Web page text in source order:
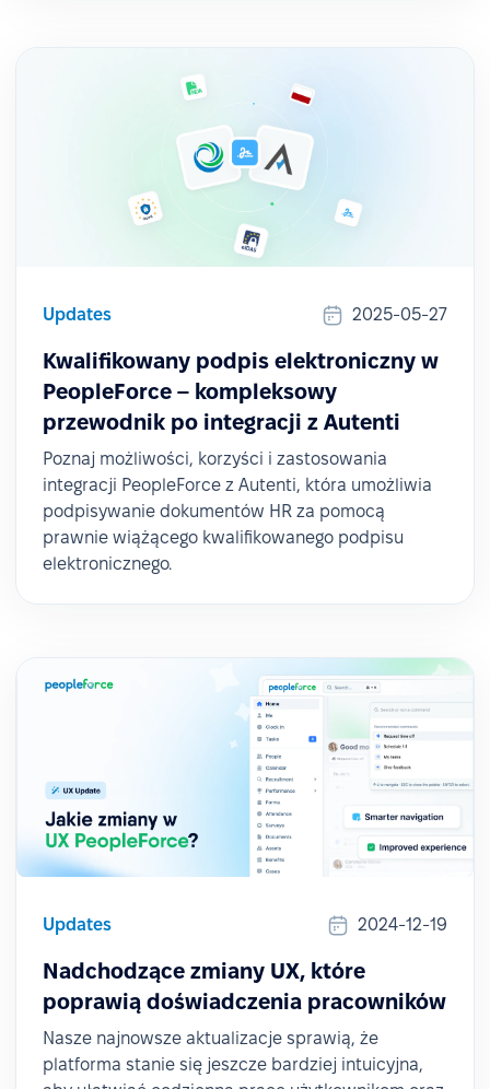
Updates 2025-05-27
Kwalifikowany podpis elektroniczny w
PeopleForce – kompleksowy
przewodnik po integracji z Autenti
Poznaj możliwości, korzyści i zastosowania
integracji PeopleForce z Autenti, która umożliwia
podpisywanie dokumentów HR za pomocą
prawnie wiążącego kwalifikowanego podpisu
elektronicznego.
Updates 2024-12-19
Nadchodzące zmiany UX, które
poprawią doświadczenia pracowników
Nasze najnowsze aktualizacje sprawią, że
platforma stanie się jeszcze bardziej intuicyjna,